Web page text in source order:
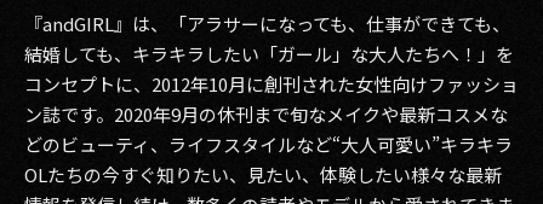
『andGIRL』は、「アラサーになっても、仕事ができても、
結婚しても、キラキラしたい「ガール」な大人たちへ！」を
コンセプトに、2012年10月に創刊された女性向けファッショ
ン誌です。2020年9月の休刊まで旬なメイクや最新コスメな
どのビューティ、ライフスタイルなど“大人可愛い”キラキラ
OLたちの今すぐ知りたい、見たい、体験したい様々な最新